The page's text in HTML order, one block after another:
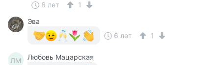
6 лет
1
Эва
6 лет
1
ЛМ
Любовь Мацарская